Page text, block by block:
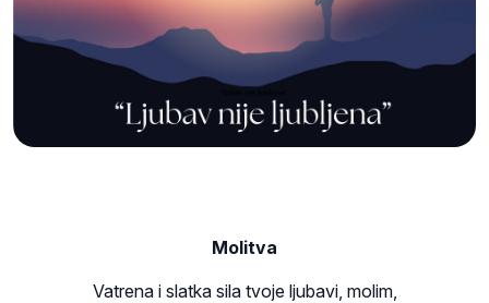
Molitva
Vatrena i slatka sila tvoje ljubavi, molim,